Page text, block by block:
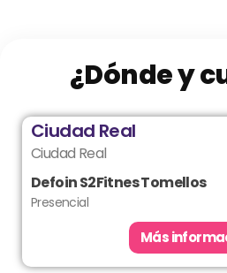
¿Dónde y
Ciudad Real
Ciudad Real
Defoin S2Fitnes Tomellos
Presencial
Más